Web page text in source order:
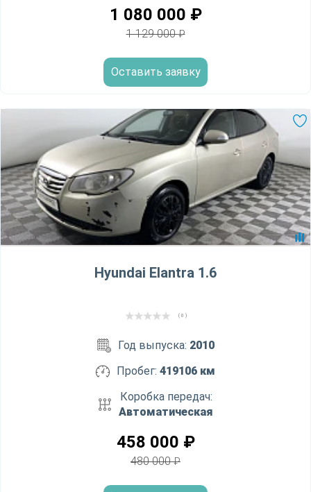
1 080 000 ₽
1 129 000₽
Оставить заявку
Hyundai Elantra 1.6
( 0 )
Год выпуска: 2010
Пробег: 419106 км
Коробка передач:
Автоматическая
458 000 ₽
480 000₽